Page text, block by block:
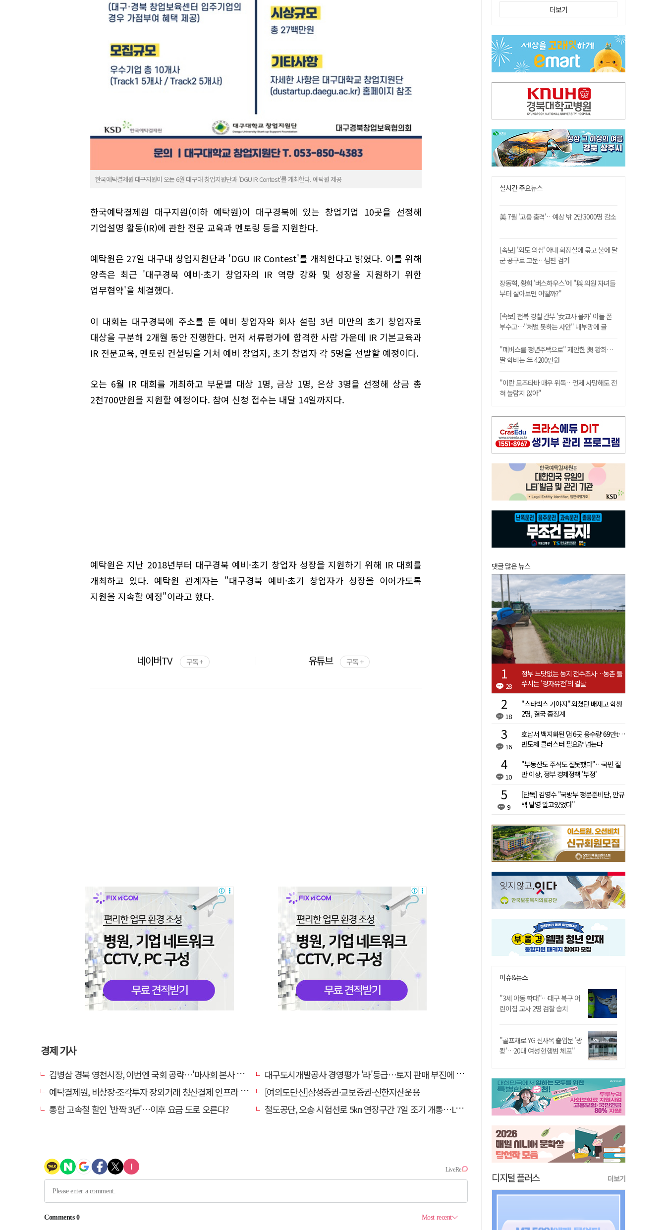
한국예탁결제원 대구지원이 오는 6월 대구대 창업지원단과 'DGU IR Contest'를 개최한다. 예탁원 제공
한국예탁결제원 대구지원(이하 예탁원)이 대구경북에 있는 창업기업 10곳을 선정해
기업설명 활동(IR)에 관한 전문 교육과 멘토링 등을 지원한다.
예탁원은 27일 대구대 창업지원단과 'DGU IR Contest'를 개최한다고 밝혔다. 이를 위해
양측은 최근 '대구경북 예비·초기 창업자의 IR 역량 강화 및 성장을 지원하기 위한
업무협약'을 체결했다.
이 대회는 대구경북에 주소를 둔 예비 창업자와 회사 설립 3년 미만의 초기 창업자로
대상을 구분해 2개월 동안 진행한다. 먼저 서류평가에 합격한 사람 가운데 IR 기본교육과
IR 전문교육, 멘토링 컨설팅을 거쳐 예비 창업자, 초기 창업자 각 5명을 선발할 예정이다.
오는 6월 IR 대회를 개최하고 부문별 대상 1명, 금상 1명, 은상 3명을 선정해 상금 총
2천700만원을 지원할 예정이다. 참여 신청 접수는 내달 14일까지다.
예탁원은 지난 2018년부터 대구경북 예비·초기 창업자 성장을 지원하기 위해 IR 대회를
개최하고 있다. 예탁원 관계자는 "대구경북 예비·초기 창업자가 성장을 이어가도록
지원을 지속할 예정"이라고 했다.
네이버TV 구독 + 유튜브 구독 +
경제 기사
김병삼 경북 영천시장, 이번엔 국회 공략…'마사회 본사 이전·광역교통망 확충' 요청
대구도시개발공사 경영평가 '라'등급…토지 판매 부진에 1년 만에 두 단계 '뚝'
예탁결제원, 비상장·조각투자 장외거래 청산결제 인프라 구축 착수…연내 가동
[여의도단신]삼성증권·교보증권·신한자산운용
통합 고속철 할인 '반짝 3년'…이후 요금 도로 오른다?
철도공단, 오송 시험선로 5㎞ 연장구간 7일 조기 개통…LA 메트로 사업 지원
임시휴업 들어갔던 홈플러스 영주점, 7일 영업 재개…지하 1층만 운영
SK하이닉스, 주당 375원 분기 배당 공시…"3분기 중 주주환원 방안 확정"
이의준 전 경북도 새마을봉사과장, 제28대 울릉군 부군수 취임
"상법개정해도 주주가 '봉'"…하이닉스 솔리다임 상장설에 술렁[개미와글와글]
더보기
실시간 주요뉴스
美 7월 '고용 충격'…예상 밖 2만3000명 감소
[속보] '외도 의심' 아내 화장실에 묶고 불에 달
군 공구로 고문…남편 검거
장동혁, 황희 '버스하우스'에 "與 의원 자녀들
부터 살아보면 어떨까?"
[속보] 전북 경찰 간부 '女교사 몰카' 아들 폰
부수고…"처벌 못하는 사안" 내부망에 글
"폐버스를 청년주택으로" 제안한 與 황희…
딸 학비는 年 4200만원
"이란 모즈타바 매우 위독…언제 사망해도 전
혀 놀랍지 않아"
댓글 많은 뉴스
28
정부 느닷없는 농지 전수조사…농촌 들
쑤시는 '경자유전'의 칼날
18
"스타벅스 가야지" 외쳤던 배재고 학생
2명, 결국 중징계
16
호남서 백지화된 댐 6곳 용수량 69만t…
반도체 클러스터 필요량 넘는다
10
"부동산도 주식도 잘못했다"…국민 절
반 이상, 정부 경제정책 '부정'
9
[단독] 김영수 "국방부 청문준비단, 안규
백 탈영 알고있었다"
이슈&뉴스
"3세 아동 학대"…대구 북구 어
린이집 교사 2명 검찰 송치
"골프채로 YG 신사옥 출입문 '쾅
쾅'…20대 여성 현행범 체포"
디지털 플러스 더보기